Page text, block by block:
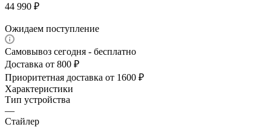
44 990 ₽
Ожидаем поступление
Самовывоз сегодня - бесплатно
Доставка от 800 ₽
Приоритетная доставка от 1600 ₽
Характеристики
Тип устройства
—
Стайлер